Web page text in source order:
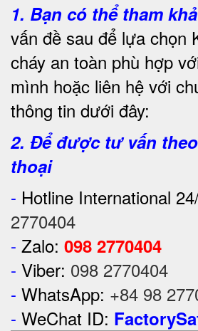
1. Bạn có thể tham
vấn đề sau để lựa chọn
cháy an toàn phù hợp
mình hoặc liên hệ với
thông tin dưới đây:
2. Để được tư vấn
thoại
- Hotline International
2770404
- Zalo: 098 2770404
- Viber: 098 2770404
- WhatsApp: +84 98
- WeChat ID: